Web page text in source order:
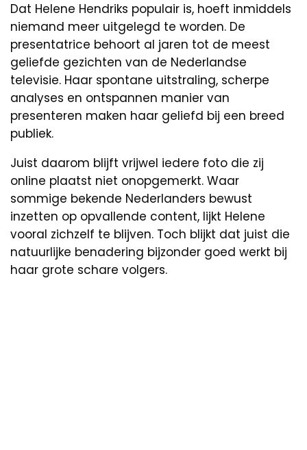
Dat Helene Hendriks populair is, hoeft inmiddels
niemand meer uitgelegd te worden. De
presentatrice behoort al jaren tot de meest
geliefde gezichten van de Nederlandse
televisie. Haar spontane uitstraling, scherpe
analyses en ontspannen manier van
presenteren maken haar geliefd bij een breed
publiek.
Juist daarom blijft vrijwel iedere foto die zij
online plaatst niet onopgemerkt. Waar
sommige bekende Nederlanders bewust
inzetten op opvallende content, lijkt Helene
vooral zichzelf te blijven. Toch blijkt dat juist die
natuurlijke benadering bijzonder goed werkt bij
haar grote schare volgers.